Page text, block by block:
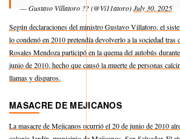
— Gustavo Villatoro ?? (@Vi11atoro)July 30, 2025
Según declaraciones del ministro Gustavo Villatoro, el
lo condenó en 2010 pretendía devolverlo a la sociedad
Rosales Mendoza participó en la quema del autobús
junio de 2010, hecho que causó la muerte de personas
llamas y disparos.
MASACRE DE MEJICANOS
La masacre de Mejicanos ocurrió el 20 de junio de 2010